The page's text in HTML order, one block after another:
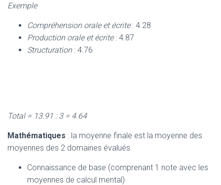
Exemple
Compréhension orale et écrite: 4.28
Production orale et écrite: 4.87
Structuration: 4.76
Total = 13.91 : 3 = 4.64
Mathématiques : la moyenne finale est la moyenne des
moyennes des 2 domaines évalués
Connaissance de base (comprenant 1 note avec les
moyennes de calcul mental)